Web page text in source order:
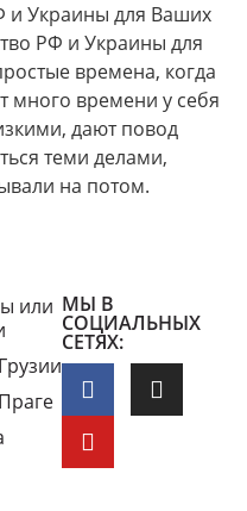
и Украины для Ваших
РФ и Украины для
времена, когда
много времени у себя
дают повод
теми делами,
на потом.
или МЫ В
СОЦИАЛЬНЫХ
СЕТЯХ: